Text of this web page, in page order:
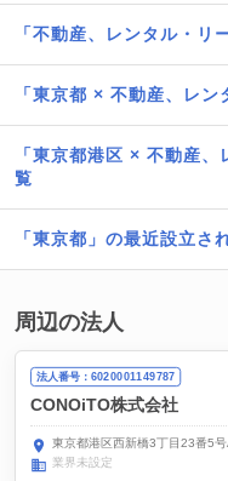
「不動産、レンタル・リ
「東京都 × 不動産、レ
「東京都港区 × 不動産
覧
「東京都」の最近設立さ
周辺の法人
法人番号：6020001149787
CONOiTO株式会社
東京都港区西新橋3丁目23番5
業界未設定